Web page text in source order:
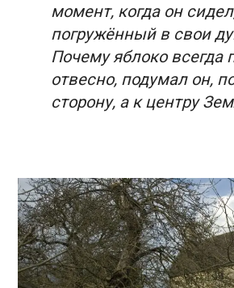
момент, когда он
погружённый в свои
Почему яблоко всегда
отвесно, подумал он,
сторону, а к центру